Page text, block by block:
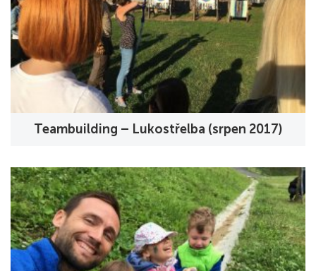
Teambuilding – Lukostřelba (srpen 2017)